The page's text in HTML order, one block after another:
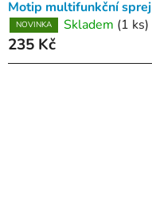
Motip multifunkční sprej
NOVINKA Skladem (1 ks)
235 Kč